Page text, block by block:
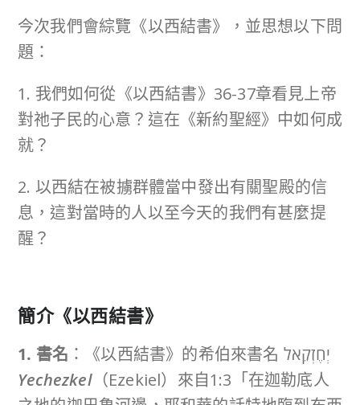
今次我們會綜覽《以西結書》，並思想以下問
題：
1. 我們如何從《以西結書》36-37章看見上帝
對祂子民的心意？這在《新約聖經》中如何成
就？
2. 以西結在被擄群體當中發出有關聖殿的信
息，這對當時的人以至今天的我們有甚麼提
醒？
簡介《以西結書》
1. 書名
：《以西結書》的希伯來書名 יְחֶזְקֵאל
Yechezkel（Ezekiel）來自1:3「在迦勒底人